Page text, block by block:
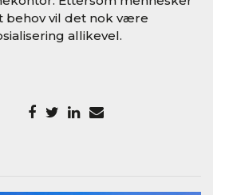
behov vil det nok være
allikevel.